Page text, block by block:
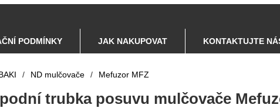
PODMÍNKY JAK NAKUPOVAT KONTAKTUJTE
/ ND mulčovače / Mefuzor MFZ
trubka posuvu mulčovače